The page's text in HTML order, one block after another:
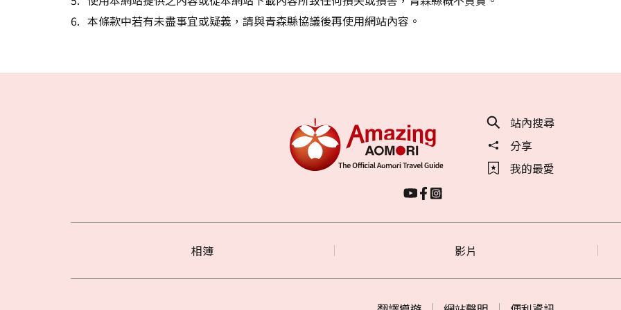
本條款中若有未盡事宜或疑義，請與青森縣協議後再使用網站內容。
站內搜尋
分享
我的最愛
相簿 影片